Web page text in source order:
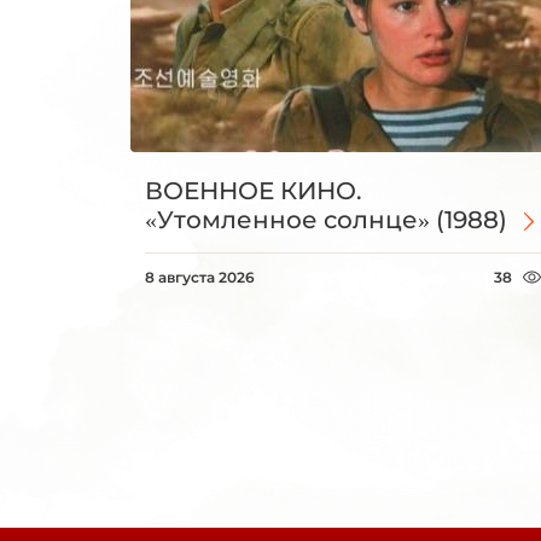
ВОЕННОЕ КИНО.
«Утомленное солнце» (1988)
8 августа 2026 38